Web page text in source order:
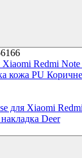
Redmi
кожа PU